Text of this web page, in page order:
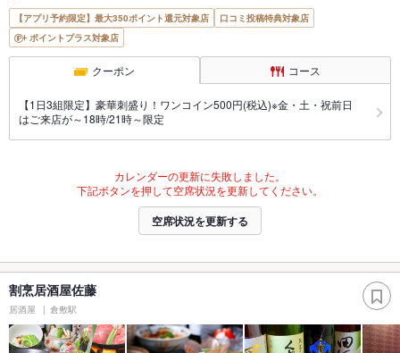
【アプリ予約限定】最大350ポイント還元対象店
口コミ投稿特典対象店
ポイントプラス対象店
クーポン コース
【1日3組限定】豪華刺盛り！ワンコイン500円(税込)※金・土・祝前日
はご来店が～18時/21時～限定
カレンダーの更新に失敗しました。
下記ボタンを押して空席状況を更新してください。
空席状況を更新する
割烹居酒屋佐藤
居酒屋 倉敷駅